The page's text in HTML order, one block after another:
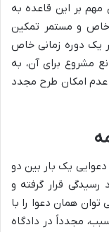
مهم بر این قاعده به
خاص و مستمر تمکین
یک دوره زمانی خاص
مشروع برای آن، به
عدم امکان طرح مجدد
دعوایی یک بار بین دو
قرار گرفته و
همان دعوا را با
مجدداً در دادگاه